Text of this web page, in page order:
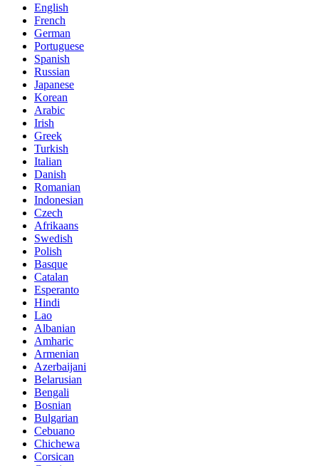
English
French
German
Portuguese
Spanish
Russian
Japanese
Korean
Arabic
Irish
Greek
Turkish
Italian
Danish
Romanian
Indonesian
Czech
Afrikaans
Swedish
Polish
Basque
Catalan
Esperanto
Hindi
Lao
Albanian
Amharic
Armenian
Azerbaijani
Belarusian
Bengali
Bosnian
Bulgarian
Cebuano
Chichewa
Corsican